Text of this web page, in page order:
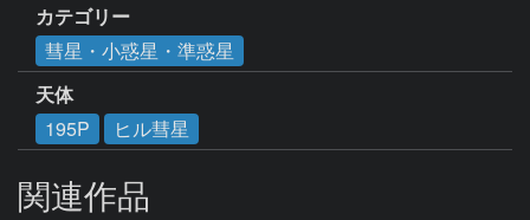
カテゴリー
彗星・小惑星・準惑星
天体
195P
ヒル彗星
関連作品